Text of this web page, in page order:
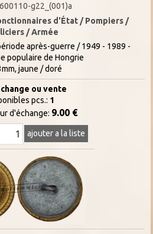
g22_(001)a
d'État / Pompiers /
/ Armée
après-guerre / 1949 - 1989 -
populaire de Hongrie
jaune / doré
ou vente
pcs.: 1
d'échange: 9.00 €
ajouter a la liste